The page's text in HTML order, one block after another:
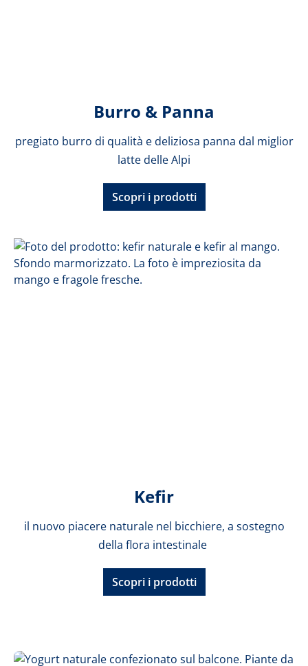
Burro & Panna
pregiato burro di qualità e deliziosa panna dal miglior
latte delle Alpi
Scopri i prodotti
Kefir
il nuovo piacere naturale nel bicchiere, a sostegno
della flora intestinale
Scopri i prodotti